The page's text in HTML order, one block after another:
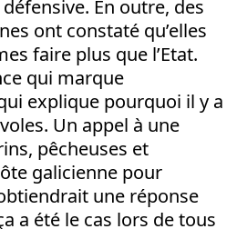
En outre, des
ont constaté qu’elles
faire plus que l’Etat.
qui marque
explique pourquoi il y a
Un appel à une
pêcheuses et
galicienne pour
une réponse
a été le cas lors de tous